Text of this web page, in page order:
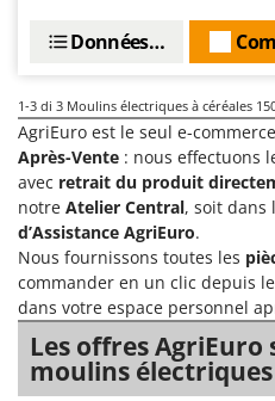
Fraises rotatives pour
Friteuses sans huile
G
Générateurs d'air chaud
Godets à terre
Groupes électrogènes
Gyrobroyeurs à lame
H
Haches - Cognées et
Hachoirs à viande
Herses à Dents
Diavola Pro
Docma
Dominion
Dreame
E
EcoFlow
Edilmark
Effeuno
Einhell
Elegen
Données techniques
1-3 di 3 Moulins électriques à céréales
AgriEuro est le seul e-
Après-Vente : nous effectuons
avec retrait du produit
notre Atelier Central, soit dans
d’Assistance AgriEuro.
Nous fournissons toutes les
commander en un clic depuis le
dans votre espace personnel
Les offres
moulins électriques